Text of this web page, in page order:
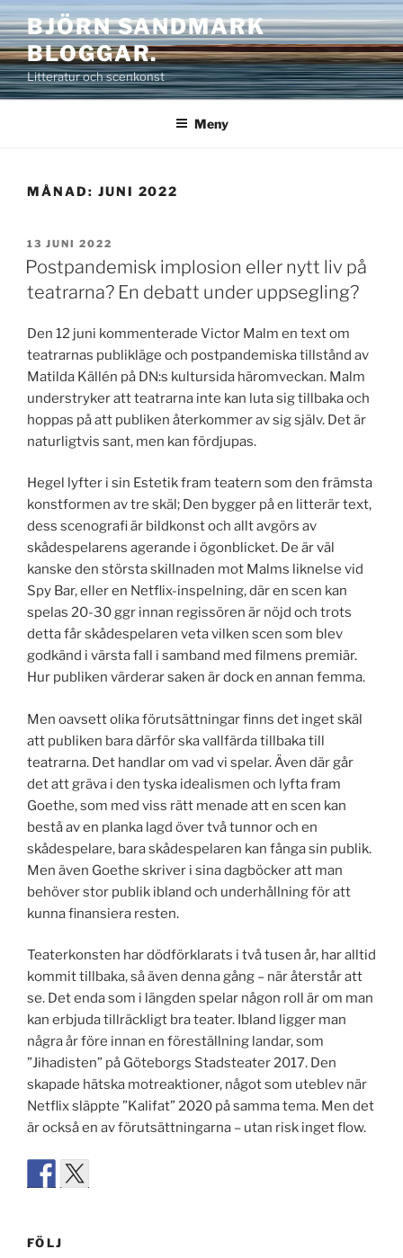
Hoppa
till
innehåll
BJÖRN SANDMARK
BLOGGAR.
Litteratur och scenkonst
Meny
MÅNAD: JUNI 2022
PUBLICERAT
13 JUNI 2022
Postpandemisk implosion eller nytt liv på
teatrarna? En debatt under uppsegling?
Den 12 juni kommenterade Victor Malm en text om
teatrarnas publikläge och postpandemiska tillstånd av
Matilda Källén på DN:s kultursida häromveckan. Malm
understryker att teatrarna inte kan luta sig tillbaka och
hoppas på att publiken återkommer av sig själv. Det är
naturligtvis sant, men kan fördjupas.
Hegel lyfter i sin Estetik fram teatern som den främsta
konstformen av tre skäl; Den bygger på en litterär text,
dess scenografi är bildkonst och allt avgörs av
skådespelarens agerande i ögonblicket. De är väl
kanske den största skillnaden mot Malms liknelse vid
Spy Bar, eller en Netflix-inspelning, där en scen kan
spelas 20-30 ggr innan regissören är nöjd och trots
detta får skådespelaren veta vilken scen som blev
godkänd i värsta fall i samband med filmens premiär.
Hur publiken värderar saken är dock en annan femma.
Men oavsett olika förutsättningar finns det inget skäl
att publiken bara därför ska vallfärda tillbaka till
teatrarna. Det handlar om vad vi spelar. Även där går
det att gräva i den tyska idealismen och lyfta fram
Goethe, som med viss rätt menade att en scen kan
bestå av en planka lagd över två tunnor och en
skådespelare, bara skådespelaren kan fånga sin publik.
Men även Goethe skriver i sina dagböcker att man
behöver stor publik ibland och underhållning för att
kunna finansiera resten.
Teaterkonsten har dödförklarats i två tusen år, har alltid
kommit tillbaka, så även denna gång – när återstår att
se. Det enda som i längden spelar någon roll är om man
kan erbjuda tillräckligt bra teater. Ibland ligger man
några år före innan en föreställning landar, som
”Jihadisten” på Göteborgs Stadsteater 2017. Den
skapade hätska motreaktioner, något som uteblev när
Netflix släppte ”Kalifat” 2020 på samma tema. Men det
är också en av förutsättningarna – utan risk inget flow.
FÖLJ